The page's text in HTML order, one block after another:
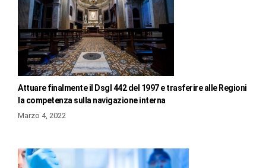
Attuare finalmente il Dsgl 442 del 1997 e trasferire alle Regioni
la competenza sulla navigazione interna
Marzo 4, 2022